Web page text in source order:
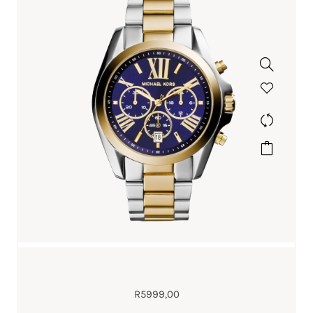
R5999,00